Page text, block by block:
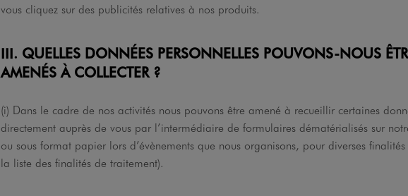
vous cliquez sur des publicités relatives à nos produits.
III. QUELLES DONNÉES PERSONNELLES POUVONS-NOUS
AMENÉS À COLLECTER ?
(i) Dans le cadre de nos activités nous pouvons être amené à recueillir certaines
directement auprès de vous par l’intermédiaire de formulaires dématérialisés sur
ou sous format papier lors d’évènements que nous organisons, pour diverses
la liste des finalités de traitement).